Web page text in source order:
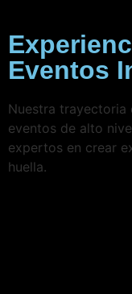
Eventos
Nuestra trayectoria
eventos de alto
expertos en crear
huella.